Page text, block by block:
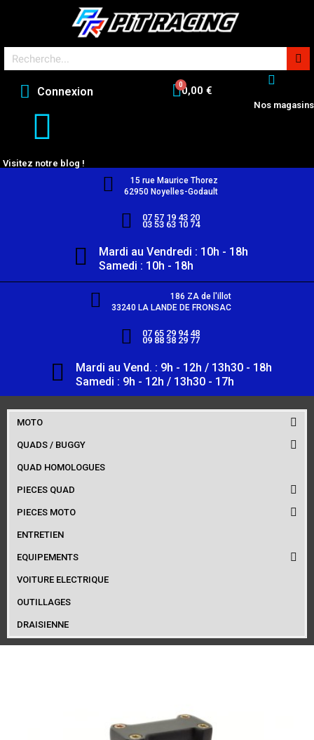
Connexion 0,00 €
Nos magasins
Visitez notre blog !
15 rue Maurice Thorez
62950 Noyelles-Godault
07 57 19 43 20
03 53 63 10 74
Mardi au Vendredi : 10h - 18h
Samedi : 10h - 18h
186 ZA de l'illot
33240 LA LANDE DE FRONSAC
07 65 29 94 48
09 88 38 29 77
Mardi au Vend. : 9h - 12h / 13h30 - 18h
Samedi : 9h - 12h / 13h30 - 17h
MOTO
QUADS / BUGGY
QUAD HOMOLOGUES
PIECES QUAD
PIECES MOTO
ENTRETIEN
EQUIPEMENTS
VOITURE ELECTRIQUE
OUTILLAGES
DRAISIENNE